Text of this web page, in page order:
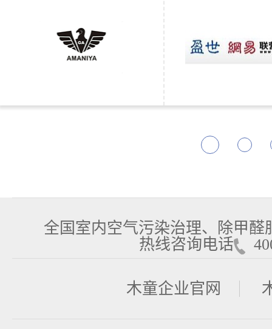
全国室内空气污染治理、除甲
热线咨询电话
木童企业官网